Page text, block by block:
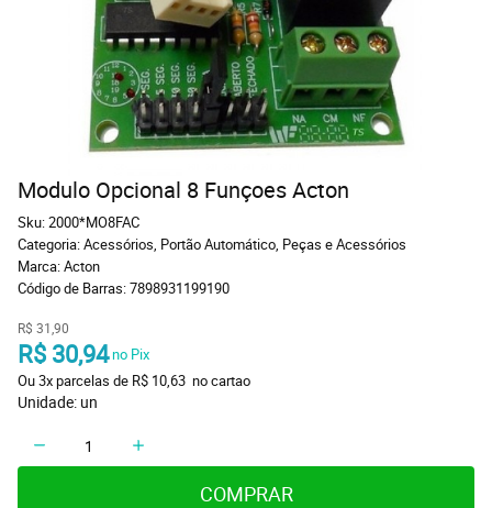
Modulo Opcional 8 Funçoes Acton
Sku:2000*MO8FAC
Categoria:Acessórios, Portão Automático, Peças e Acessórios
Marca:Acton
Código de Barras:7898931199190
R$ 31,90
R$ 30,94 no Pix
Ou 3x parcelas de R$ 10,63 no cartao
Unidade: un
COMPRAR